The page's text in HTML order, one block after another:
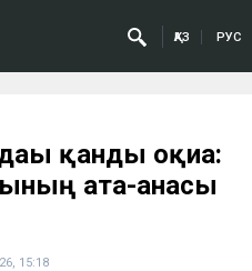
ҚАЗ РУС
қанды оқиға:
ата-анасы
15:18